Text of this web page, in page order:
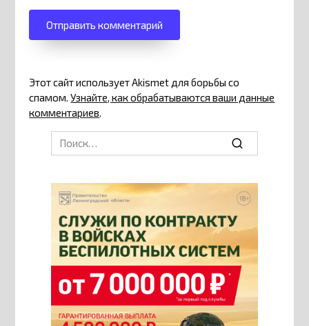
Этот сайт использует Akismet для борьбы со
спамом.Узнайте, как обрабатываются ваши данные
комментариев
Search
for: